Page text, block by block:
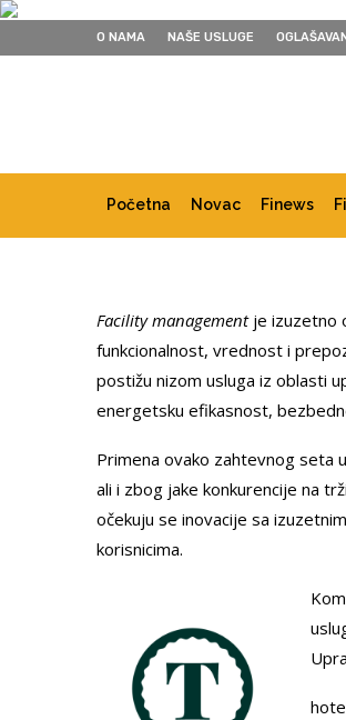
O NAMA NAŠE USLUGE
Početna Novac Finews
Facility managementje izuzetno
funkcionalnost, vrednost i
postižu nizom usluga iz oblasti
energetsku efikasnost,
Primena ovako zahtevnog seta
ali i zbog jake konkurencije na
očekuju se inovacije sa
korisnicima.